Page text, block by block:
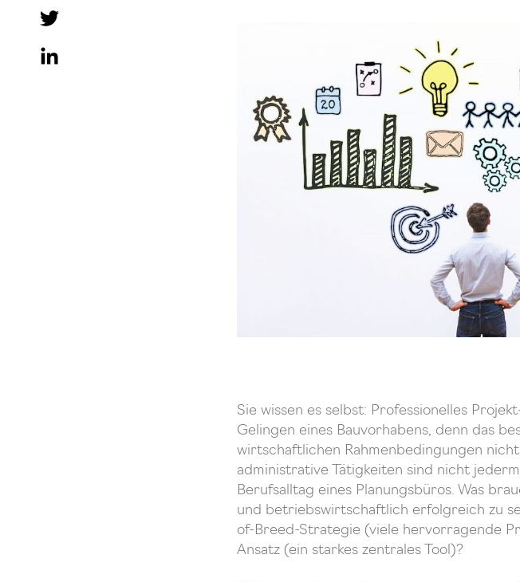
Sie wissen es selbst: Professionelles
Gelingen eines Bauvorhabens, denn das
wirtschaftlichen Rahmenbedingungen
administrative Tätigkeiten sind nicht
Berufsalltag eines Planungsbüros. Was
und betriebswirtschaftlich erfolgreich zu
of-Breed-Strategie (viele hervorragende
Ansatz (ein starkes zentrales Tool)?